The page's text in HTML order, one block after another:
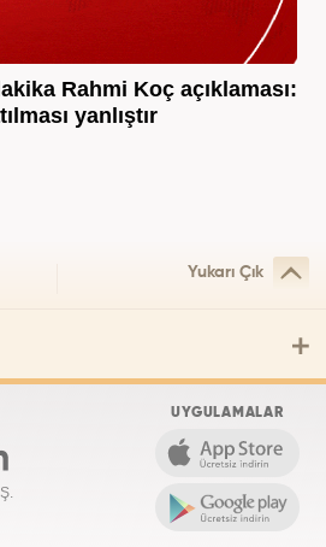
Rahmi Koç açıklaması:
yanlıştır
Yukarı Çık
UYGULAMALAR